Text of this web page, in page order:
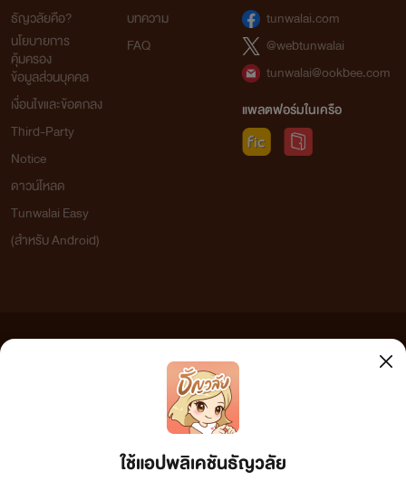
ใช้แอปพลิเคชันธัญวลัย
ธัญวลัยคือ?
นโยบายการ
คุ้มครอง
ข้อมูลส่วนบุคคล
เงื่อนไขและข้อตกลง
Third-Party
Notice
ดาวน์โหลด
Tunwalai Easy
(สำหรับ Android)
บทความ
FAQ
tunwalai.com
@webtunwalai
tunwalai@ookbee.com
แพลตฟอร์มในเครือ
เว็บไซต์แห่งนี้ไม่ได้เห็นด้วยและไม่ขอรับผิดชอบต่อข้อความใดๆ ทั้งสิ้น ดังนั้นผู้อ่านทุกท่านโปรดใช้
วิจารณญาณในการกลั่นกรองด้วยตนเอง และหากท่านพบข้อความใดๆ ที่ขัดต่อกฎหมายและศีลธรรม
กรุณาแจ้งมาที่ tunwalai@ookbee.com เพื่อทีมงานจะได้ดำเนินการในทันที ทั้งนี้ ทางเว็บไซต์ขอสงวน
ลิขสิทธิ์ตามพระราชบัญญัติลิขสิทธิ์ (ฉบับเพิ่มเติม) พ.ศ.2558